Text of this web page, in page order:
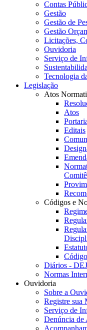
Contas
Gestão
Gestão de
Gestão
Licitações,
Ouvidoria
Serviço de
Tecnologia
Legislação
Atos
Atos
Editais
Códigos e
Diários -
Normas
Ouvidoria
Sobre a
Registre sua
Serviço de
Denúncia de